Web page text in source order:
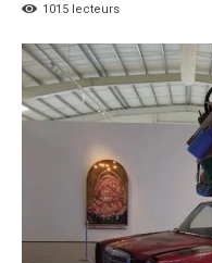
1015 lecteurs